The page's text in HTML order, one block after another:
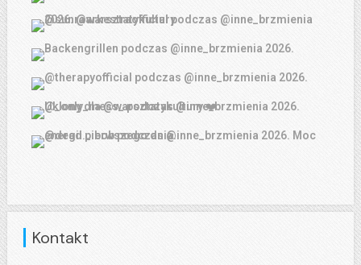
Kontakt